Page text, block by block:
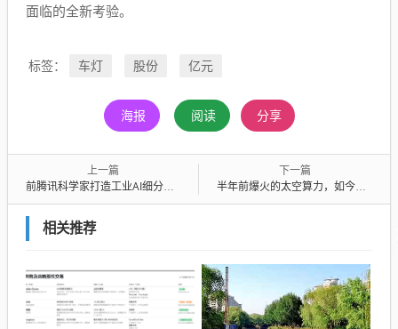
面临的全新考验。
标签： 车灯 股份 亿元
海报 阅读 分享
上一篇
前腾讯科学家打造工业AI细分龙头，思谋科技冲刺IPO，3年累亏22亿
下一篇
半年前爆火的太空算力，如今走到哪一步了？
相关推荐